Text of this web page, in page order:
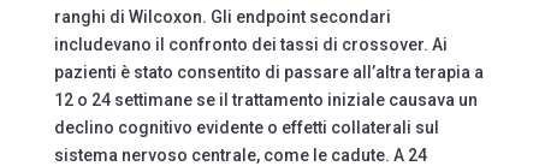
ranghi di Wilcoxon. Gli endpoint secondari
includevano il confronto dei tassi di crossover. Ai
pazienti è stato consentito di passare all’altra terapia a
12 o 24 settimane se il trattamento iniziale causava un
declino cognitivo evidente o effetti collaterali sul
sistema nervoso centrale, come le cadute. A 24